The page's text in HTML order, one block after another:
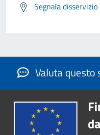
Segnala disservizio
Valuta questo